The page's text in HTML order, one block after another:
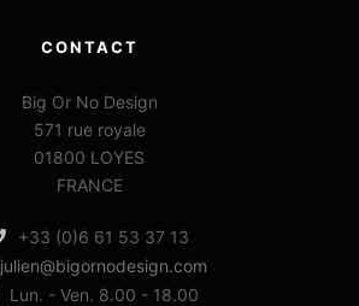
CONTACT
Big Or No Design
571 rue royale
01800 LOYES
FRANCE
+33 (0)6 61 53 37 13
julien@bigornodesign.com
Lun. - Ven. 8.00 - 18.00